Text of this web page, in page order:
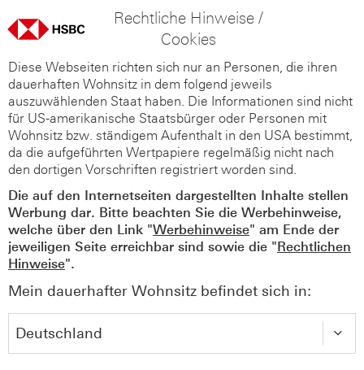
Rechtliche Hinweise /
Cookies
Diese Webseiten richten sich nur an Personen, die ihren
dauerhaften Wohnsitz in dem folgend jeweils
auszuwählenden Staat haben. Die Informationen sind nicht
für US-amerikanische Staatsbürger oder Personen mit
Wohnsitz bzw. ständigem Aufenthalt in den USA bestimmt,
da die aufgeführten Wertpapiere regelmäßig nicht nach
den dortigen Vorschriften registriert worden sind.
Die auf den Internetseiten dargestellten Inhalte stellen
Werbung dar. Bitte beachten Sie die Werbehinweise,
welche über den Link "Werbehinweise" am Ende der
jeweiligen Seite erreichbar sind sowie die "Rechtlichen
Hinweise".
Mein dauerhafter Wohnsitz befindet sich in: